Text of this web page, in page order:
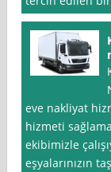
eve nakliyat
hizmeti
ekibimizle
eşyalarınızın